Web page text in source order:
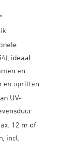
ideaal
en
en opritten
UV-
12 m of
incl.